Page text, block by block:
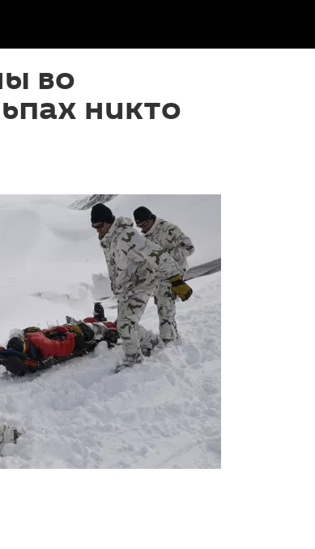
во
никто